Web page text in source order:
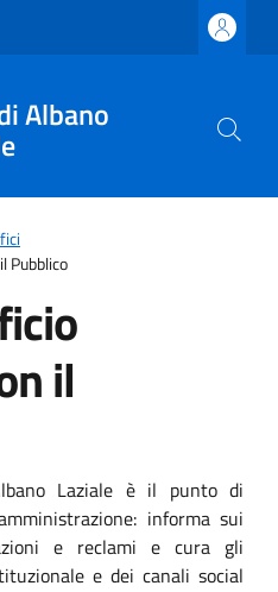
Albano
Pubblico
il
Laziale è il punto di
informa sui
e reclami e cura gli
e dei canali social